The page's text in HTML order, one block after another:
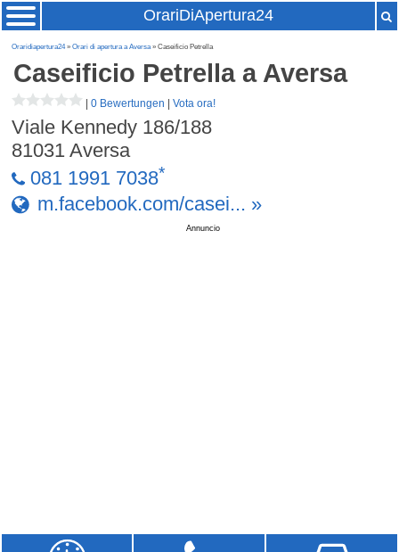
OrariDiApertura24
Oraridiapertura24»Orari di apertura a Aversa» Caseificio Petrella
Caseificio Petrellaa Aversa
|0 Bewertungen |Vota ora!
Viale Kennedy 186/188
81031 Aversa
081 1991 7038*
m.facebook.com/casei... »
Annuncio